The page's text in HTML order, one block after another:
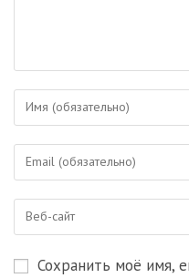
Введите
или
имя
пользователя,
чтобы
прокомментировать
Введите
адрес,
чтобы
Введите
веб-Сохранить моё имя,